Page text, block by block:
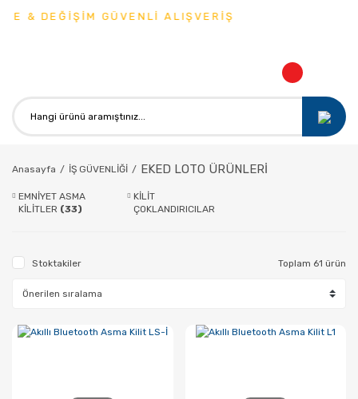
DEĞİŞİM GÜVENLİ ALIŞVERİŞ
Anasayfa İŞ GÜVENLİĞİ EKED LOTO ÜRÜNLERİ
EMNİYET ASMA
KİLİTLER (33)
KİLİT
ÇOKLANDIRICILAR
Stoktakiler Toplam 61 ürün